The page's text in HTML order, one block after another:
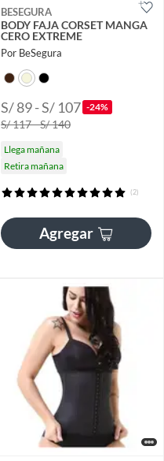
BESEGURA
BODY FAJA CORSET MANGA
CERO EXTREME
Por BeSegura
S/ 89 - S/ 107 -24%
S/ 117 - S/ 140
Llega mañana
Retira mañana
(2)
Agregar